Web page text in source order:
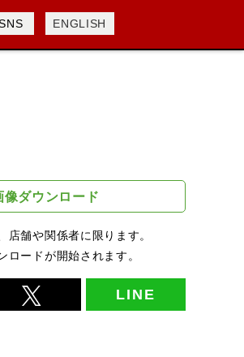
ENGLISH
像ダウンロード
店舗や関係者に限ります。
ロードが開始されます。
LINE